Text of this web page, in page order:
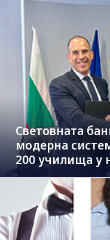
Световната
модерна
200 училища у